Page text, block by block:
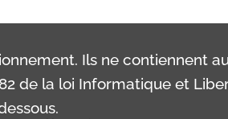
Ils ne contiennent
de la loi Informatique et